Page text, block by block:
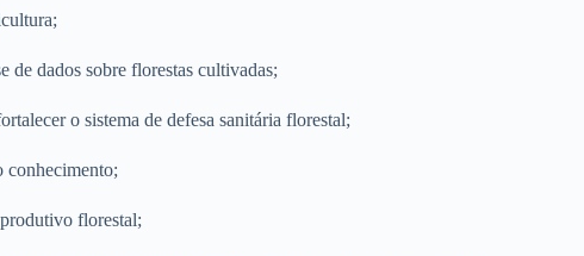
de dados sobre florestas cultivadas;
o sistema de defesa sanitária florestal;
conhecimento;
florestal;